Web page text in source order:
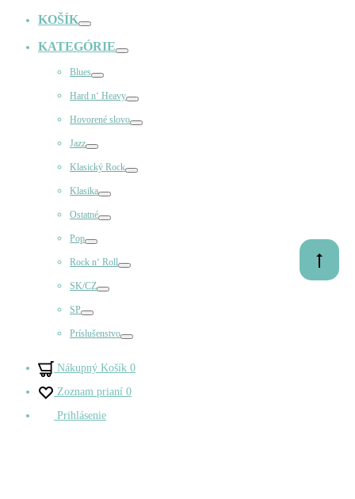
KOŠÍK
KATEGÓRIE
Blues
Hard n‘ Heavy
Hovorené slovo
Jazz
Klasický Rock
Klasika
Ostatné
Pop
Rock n‘ Roll
SK/CZ
SP
Príslušenstvo
Nákupný Košík 0
Zoznam prianí 0
Prihlásenie